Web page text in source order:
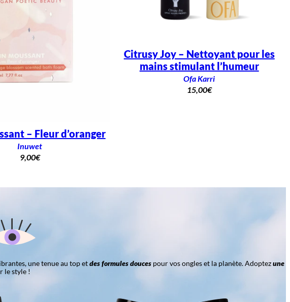
– Fleur d’oranger
Inuwet
9,00€
Citrusy Joy – Nettoyant pour les
mains stimulant l’humeur
Ofa Karri
15,00€
une tenue au top etdes formules doucespour vos ongles et la planète. Adoptezune
le style !